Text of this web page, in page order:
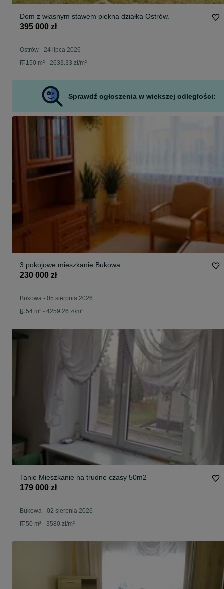
Dom z własnym stawem piekna działka Ostrów.
395 000 zł
Ostrów - 24 lipca 2026
150 m² - 2633.33 zł/m²
Sprawdź ogłoszenia w większej odległości:
3 pokojowe mieszkanie Bukowa
230 000 zł
Bukowa - 05 sierpnia 2026
54 m² - 4259.26 zł/m²
Tanie Mieszkanie na trudne czasy 50m2
179 000 zł
Bukowa - 02 sierpnia 2026
50 m² - 3580 zł/m²